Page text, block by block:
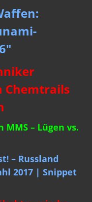
Chemtrails
MMS – Lügen vs.
– Russland
2017 | Snippet